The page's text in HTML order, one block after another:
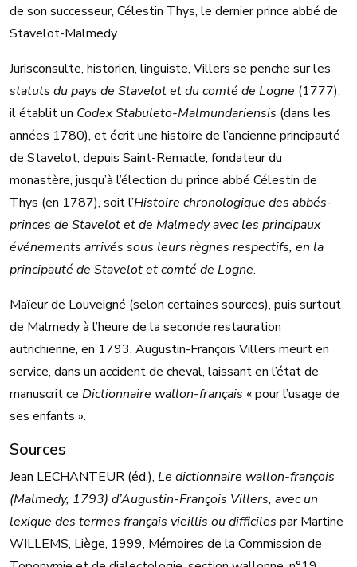
de son successeur, Célestin Thys, le dernier prince abbé de
Stavelot-Malmedy.
Jurisconsulte, historien, linguiste, Villers se penche sur les
statuts du pays de Stavelot et du comté de Logne (1777),
il établit un Codex Stabuleto-Malmundariensis (dans les
années 1780), et écrit une histoire de l’ancienne principauté
de Stavelot, depuis Saint-Remacle, fondateur du
monastère, jusqu’à l’élection du prince abbé Célestin de
Thys (en 1787), soit l’Histoire chronologique des abbés-
princes de Stavelot et de Malmedy avec les principaux
événements arrivés sous leurs règnes respectifs, en la
principauté de Stavelot et comté de Logne.
Maïeur de Louveigné (selon certaines sources), puis surtout
de Malmedy à l’heure de la seconde restauration
autrichienne, en 1793, Augustin-François Villers meurt en
service, dans un accident de cheval, laissant en l’état de
manuscrit ce Dictionnaire wallon-français « pour l’usage de
ses enfants ».
Sources
Jean LECHANTEUR (éd.), Le dictionnaire wallon-françois
(Malmedy, 1793) d’Augustin-François Villers, avec un
lexique des termes français vieillis ou difficiles par Martine
WILLEMS, Liège, 1999, Mémoires de la Commission de